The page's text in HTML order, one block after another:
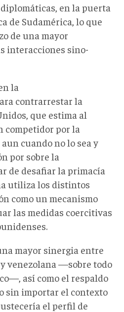
en la puerta
de Sudamérica, lo que
de una mayor
interacciones sino-
la
contrarrestar la
que estima al
competidor por la
cuando no lo sea y
por sobre la
de desafiar la primacía
utiliza los distintos
como un mecanismo
las medidas coercitivas
mayor sinergia entre
venezolana —sobre todo
así como el respaldo
sin importar el contexto
el perfil de